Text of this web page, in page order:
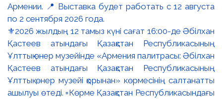
⚜️2026 жылдың 12 тамыз күні сағат 16:00-де Әбілхан
Қастеев атындағы Қазақстан Республикасының
Ұлттық өнер музейінде «Армения палитрасы: Әбілхан
Қастеев атындағы Қазақстан Республикасының
Ұлттық өнер музейі қорынан» көрмесінің салтанатты
ашылуы өтеді. ▫️Көрме Қазақстан Республикасындағы